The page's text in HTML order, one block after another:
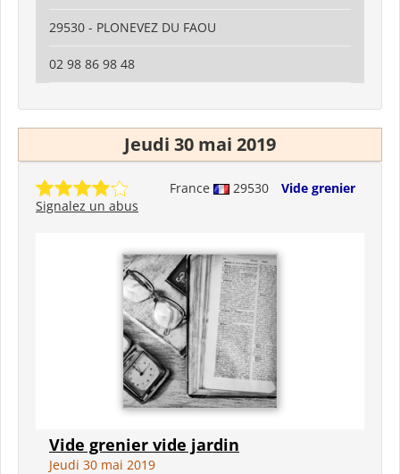
29530 - PLONEVEZ DU FAOU
02 98 86 98 48
Jeudi 30 mai 2019
France 29530
Vide grenier
Signalez un abus
Vide grenier vide jardin
Jeudi 30 mai 2019